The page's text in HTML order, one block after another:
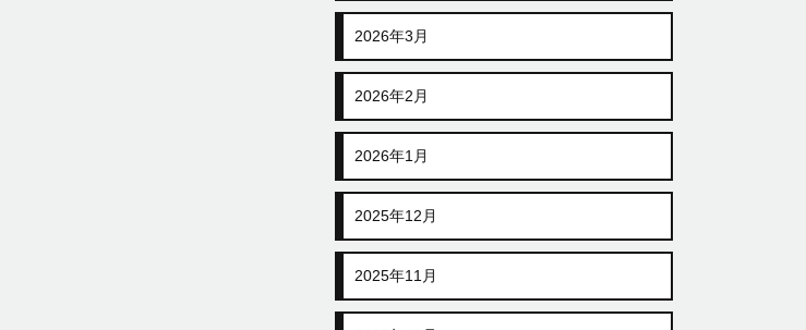
2026年3月
2026年2月
2026年1月
2025年12月
2025年11月